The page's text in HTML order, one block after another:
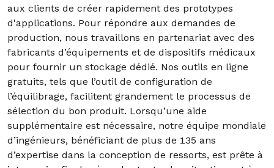
aux clients de créer rapidement des prototypes
d'applications. Pour répondre aux demandes de
production, nous travaillons en partenariat avec des
fabricants d’équipements et de dispositifs médicaux
pour fournir un stockage dédié. Nos outils en ligne
gratuits, tels que l’outil de configuration de
l’équilibrage, facilitent grandement le processus de
sélection du bon produit. Lorsqu’une aide
supplémentaire est nécessaire, notre équipe mondiale
d’ingénieurs, bénéficiant de plus de 135 ans
d’expertise dans la conception de ressorts, est prête à